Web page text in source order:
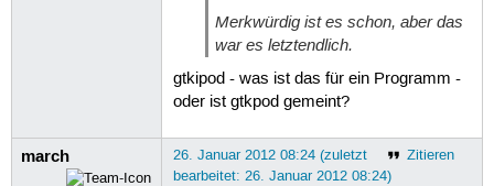
Merkwürdig ist es schon, aber das
war es letztendlich.
gtkipod - was ist das für ein Programm -
oder ist gtkpod gemeint?
march Zitieren
26. Januar 2012 08:24 (zuletzt
bearbeitet: 26. Januar 2012 08:24)